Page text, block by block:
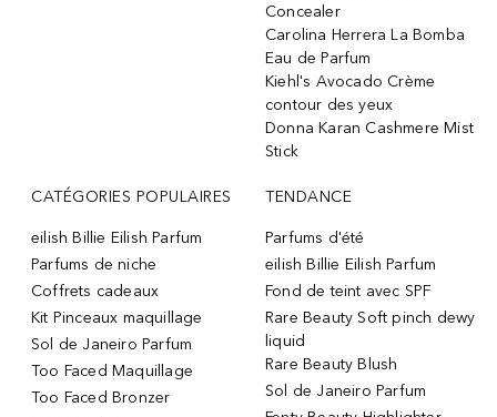
Concealer
Carolina Herrera La Bomba
Eau de Parfum
Kiehl's Avocado Crème
contour des yeux
Donna Karan Cashmere Mist
Stick
CATÉGORIES POPULAIRES
eilish Billie Eilish Parfum
Parfums de niche
Coffrets cadeaux
Kit Pinceaux maquillage
Sol de Janeiro Parfum
Too Faced Maquillage
Too Faced Bronzer
TENDANCE
Parfums d'été
eilish Billie Eilish Parfum
Fond de teint avec SPF
Rare Beauty Soft pinch dewy
liquid
Rare Beauty Blush
Sol de Janeiro Parfum